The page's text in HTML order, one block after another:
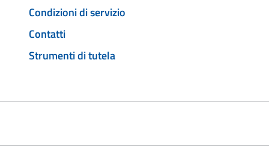
Condizioni di servizio
Contatti
Strumenti di tutela